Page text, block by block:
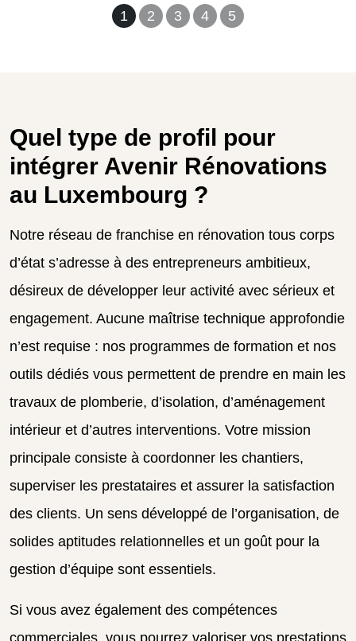
1 2 3 4 5
Quel type de profil pour
intégrer Avenir Rénovations
au Luxembourg ?
Notre réseau de franchise en rénovation tous corps
d’état s’adresse à des entrepreneurs ambitieux,
désireux de développer leur activité avec sérieux et
engagement. Aucune maîtrise technique approfondie
n’est requise : nos programmes de formation et nos
outils dédiés vous permettent de prendre en main les
travaux de plomberie, d’isolation, d’aménagement
intérieur et d’autres interventions. Votre mission
principale consiste à coordonner les chantiers,
superviser les prestataires et assurer la satisfaction
des clients. Un sens développé de l’organisation, de
solides aptitudes relationnelles et un goût pour la
gestion d’équipe sont essentiels.
Si vous avez également des compétences
commerciales, vous pourrez valoriser vos prestations